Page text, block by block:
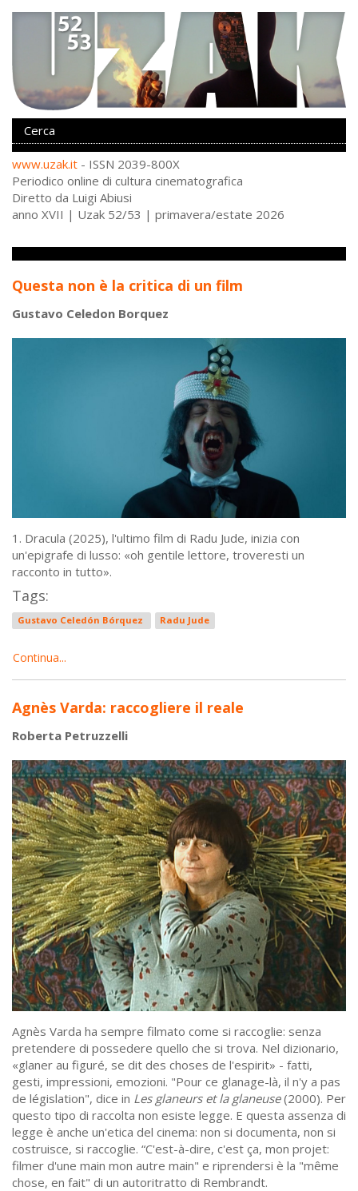
www.uzak.it - ISSN 2039-800X
Periodico online di cultura cinematografica
Diretto da Luigi Abiusi
anno XVII | Uzak 52/53 | primavera/estate 2026
Questa non è la critica di un film
Gustavo Celedon Borquez
1. Dracula (2025), l'ultimo film di Radu Jude, inizia con
un'epigrafe di lusso: «oh gentile lettore, troveresti un
racconto in tutto».
Tags:
Gustavo Celedón Bórquez Radu Jude
Continua...
Agnès Varda: raccogliere il reale
Roberta Petruzzelli
Agnès Varda ha sempre filmato come si raccoglie: senza
pretendere di possedere quello che si trova. Nel dizionario,
«glaner au figuré, se dit des choses de l'espirit» - fatti,
gesti, impressioni, emozioni. "Pour ce glanage-là, il n'y a pas
de législation", dice in Les glaneurs et la glaneuse(2000). Per
questo tipo di raccolta non esiste legge. E questa assenza di
legge è anche un'etica del cinema: non si documenta, non si
costruisce, si raccoglie. “C'est-à-dire, c'est ça, mon projet:
filmer d'une main mon autre main" e riprendersi è la "même
chose, en fait" di un autoritratto di Rembrandt.